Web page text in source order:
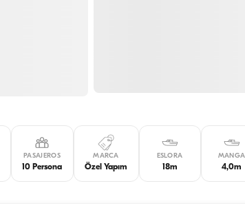
PASAJEROS
10 Persona
MARCA
Özel Yapım
ESLORA
18m
MANGA
4,0m